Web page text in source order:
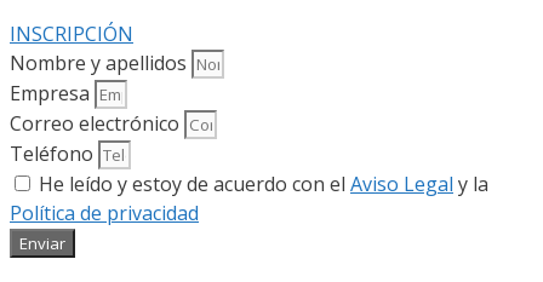
INSCRIPCIÓN
Nombre y apellidos
Empresa
Correo electrónico
Teléfono
He leído y estoy de acuerdo con el Aviso Legal y la
Política de privacidad
Enviar